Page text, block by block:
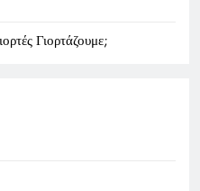
Γιορτάζουμε;